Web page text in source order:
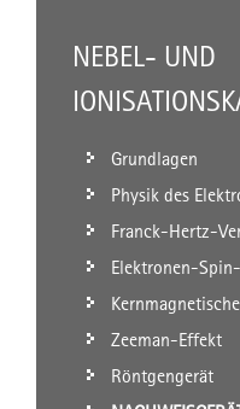
NEBEL- UND
Grundlagen
Physik des
Franck-Hertz-
Elektronen-
Zeeman-Effekt
Röntgengerät